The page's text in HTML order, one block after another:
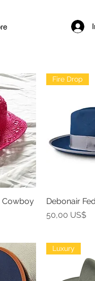
Cowboy
Fire Drop
Debonair
Precio
50,00 US$
Luxury